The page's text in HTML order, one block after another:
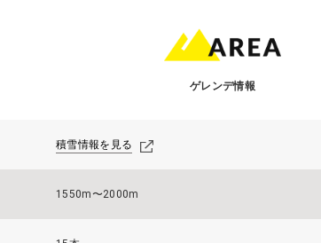
ゲレンデ情報
積雪情報を見る
1550m〜2000m